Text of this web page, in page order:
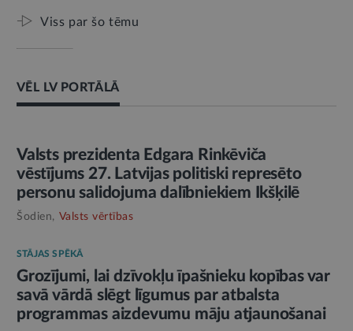
Viss par šo tēmu
VĒL LV PORTĀLĀ
AMATPERSONAS RUNA
Valsts prezidenta Edgara Rinkēviča
vēstījums 27. Latvijas politiski represēto
personu salidojuma dalībniekiem Ikšķilē
Šodien, Valsts vērtības
STĀJAS SPĒKĀ
Grozījumi, lai dzīvokļu īpašnieku kopības var
savā vārdā slēgt līgumus par atbalsta
programmas aizdevumu māju atjaunošanai